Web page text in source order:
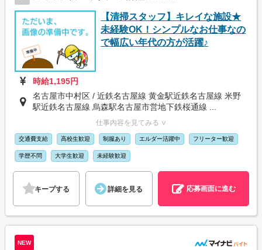
【清掃スタッフ】キレイな施設★
未経験OK！シンプルなお仕事なの
で幅広い年代の方が活躍♪
時給1,195円
名古屋市中村区 / 近鉄名古屋線 黄金駅近鉄名古屋線 米野
駅近鉄名古屋線 烏森駅名古屋市営地下鉄桜通線 ...
仕事内容を見てみる ∨
交通費支給 高校生歓迎 制服あり エルダー活躍中 フリーター歓迎
学歴不問 大学生歓迎 未経験歓迎
キープする 詳細を見る 応募画面に進む
NEW